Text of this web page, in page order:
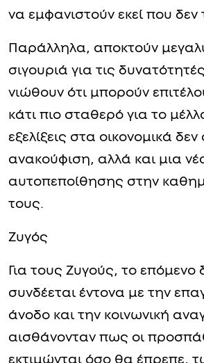
να εμφανιστούν εκεί που δεν
Παράλληλα, αποκτούν
σιγουριά για τις
νιώθουν ότι μπορούν
κάτι πιο σταθερό για το
εξελίξεις στα οικονομικά
ανακούφιση, αλλά και μια
αυτοπεποίθησης στην
τους.
Ζυγός
Για τους Ζυγούς, το επόμενο
συνδέεται έντονα με την
άνοδο και την κοινωνική
αισθάνονταν πως οι
εκτιμώνται όσο θα έπρεπε,